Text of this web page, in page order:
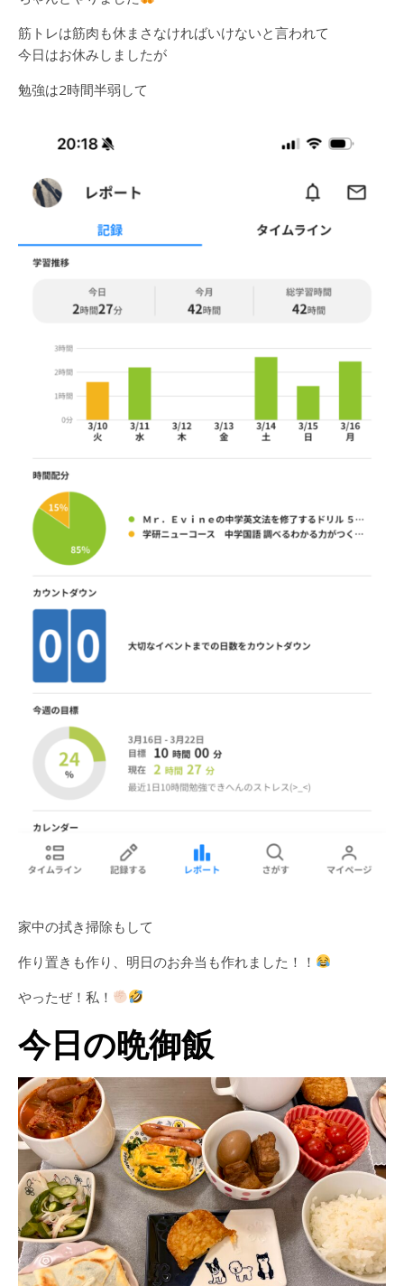
筋トレは筋肉も休まさなければいけないと言われて
今日はお休みしましたが
勉強は2時間半弱して
家中の拭き掃除もして
作り置きも作り、明日のお弁当も作れました！！
やったぜ！私！
今日の晩御飯